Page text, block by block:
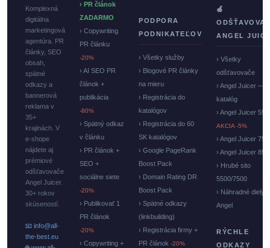
Komplexná
digitálna
marketingová
agentúra. PR
články, SEO
obsah,
spätné
odkazy a
bannerová
reklama v
35+
krajinách. V
e-shope
nájdete aj
prémiové
odšťavovače
Angel Juicer.
30+ rokov
skúseností.
📧 info@all-
the-best.eu
› PR článok
ZADARMO
› Copywriting
PR článku
-20%
› AI SEO PR
článok +
publikácia
-80%
› Spätný odkaz
v článku
› PR článok +
SEO +
sociálne siete
-20%
› Publikovať 1
PR článok
-20%
› Copywriting +
PODPORA
PODNIKATEĽOV
› Všetky služby
› Blogové PR články
na mieru
› Registrácia do
katalógov
› Registrácia do 60
SK katalógov
› Google PageRank
Boost Pack
› Domain Rating DR
Boost Pack
› Spätné odkazy
(linkbuilding)
› Registrácia firmy +
PR článok -20%
🍏
ANGEL
› Všetky
odšťavovače
› Angel Juicer —
katalóg
› Angel Juicer
AKCIA -5%
› Angel Juicer
› Angel Juicer
› Hrubé sito
5500/7500
› Náhradné diely
Angel
RÝCHLE
ODKAZY